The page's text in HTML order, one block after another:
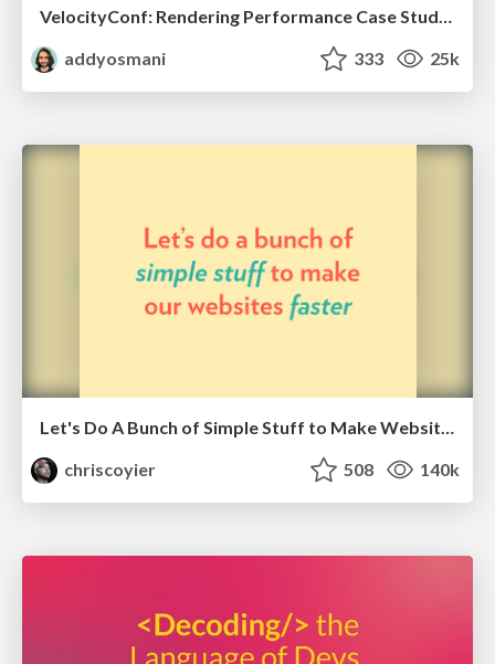
addyosmani
333 25k
Let's Do A Bunch of Simple Stuff to Make Websites Faster
chriscoyier
508 140k